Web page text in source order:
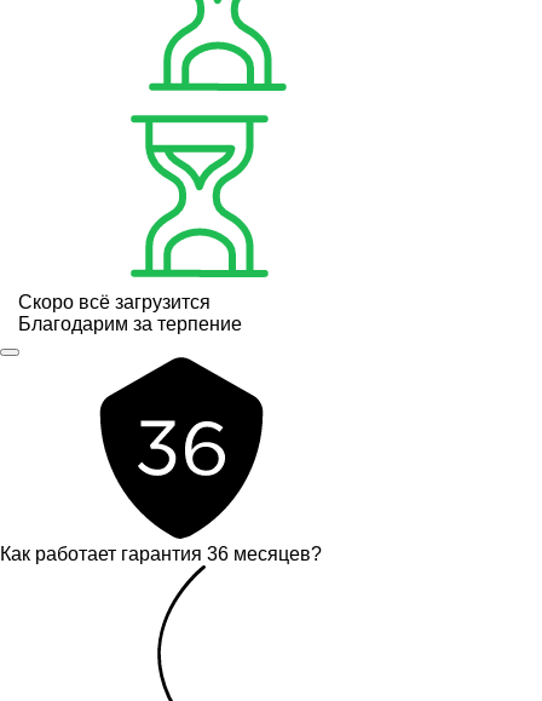
Скоро всё загрузится
Благодарим за терпение
Как работает гарантия 36 месяцев?